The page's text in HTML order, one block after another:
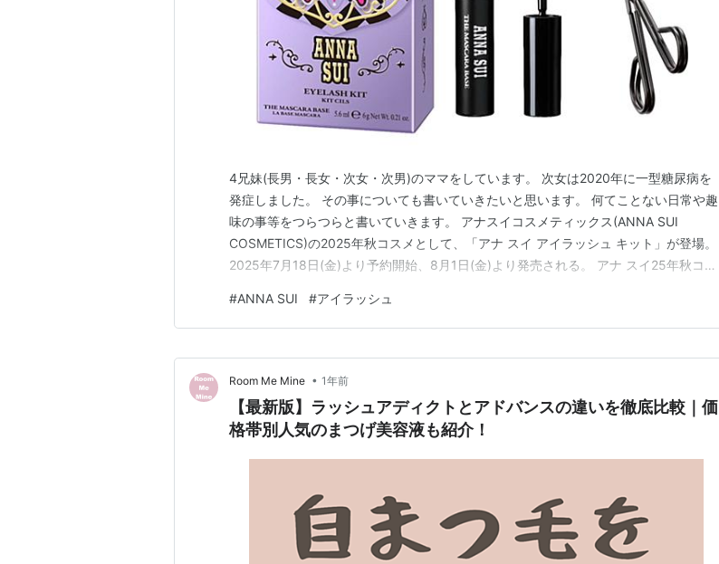
4兄妹(長男・長女・次女・次男)のママをしています。 次女は2020年に一型糖尿病を
発症しました。 その事についても書いていきたいと思います。 何てことない日常や趣
味の事等をつらつらと書いていきます。 アナスイコスメティックス(ANNA SUI
COSMETICS)の2025年秋コスメとして、「アナ スイ アイラッシュ キット」が登場。
2025年7月18日(金)より予約開始、8月1日(金)より発売される。 アナ スイ25年秋コス
ンプレス 「アナ スイ ミラー & ハンドクリーム キット」4,950円＜限定品＞ …
#ANNA SUI #アイラッシュ
Room Me Mine • 1年前
【最新版】ラッシュアディクトとアドバンスの違いを徹底比較｜価
格帯別人気のまつげ美容液も紹介！